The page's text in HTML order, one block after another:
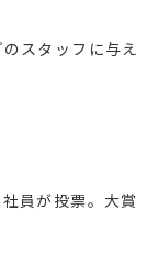
スタッフに与え
員が投票。大賞